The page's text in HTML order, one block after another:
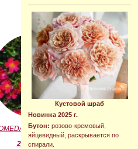
Кустовой шраб
Новинка 2025 г.
Бутон: розово-кремовый,
яйцевидный, раскрывается по
спирали.
ANDROMEDA (BARAND) (Андромеда)
2 090 руб.